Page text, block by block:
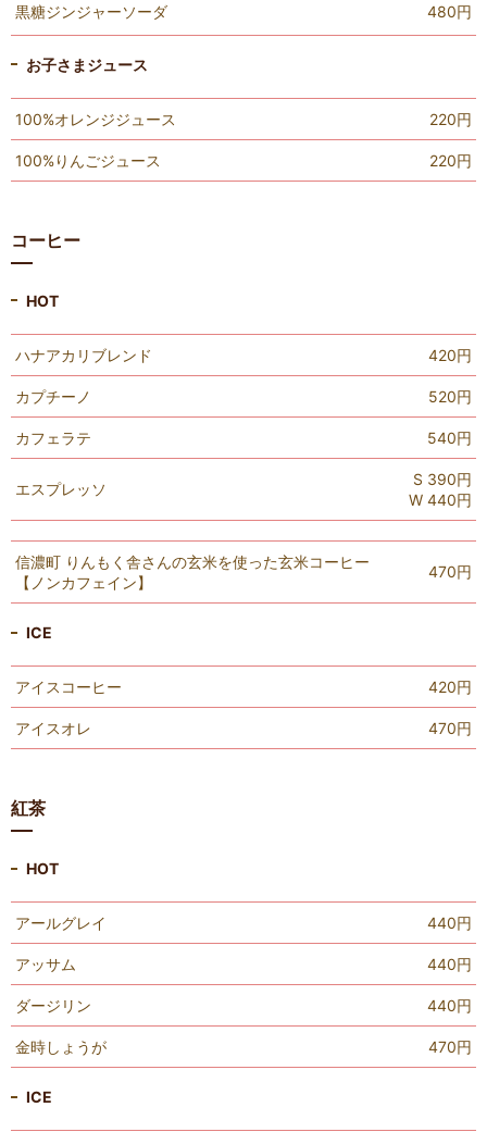
黒糖ジンジャーソーダ 480円
お子さまジュース
100%オレンジジュース 220円
100%りんごジュース 220円
コーヒー
HOT
ハナアカリブレンド 420円
カプチーノ 520円
カフェラテ 540円
エスプレッソ
S 390円
W 440円
信濃町 りんもく舎さんの玄米を使った玄米コーヒー
【ノンカフェイン】
470円
ICE
アイスコーヒー 420円
アイスオレ 470円
紅茶
HOT
アールグレイ 440円
アッサム 440円
ダージリン 440円
金時しょうが 470円
ICE